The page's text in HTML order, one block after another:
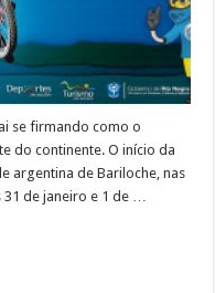
se firmando como o
do continente. O início da
argentina de Bariloche, nas
31 de janeiro e 1 de …